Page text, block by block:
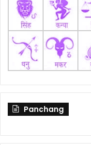
Panchang